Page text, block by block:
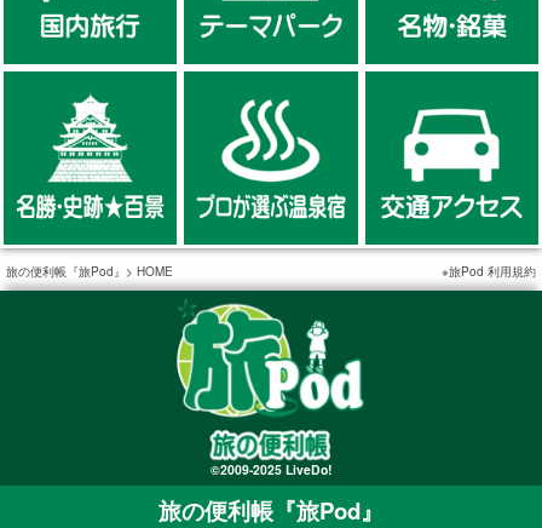
旅の便利帳『旅Pod』 HOME 旅Pod 利用規約
©2009-2025 LiveDo!
旅の便利帳『旅Pod』